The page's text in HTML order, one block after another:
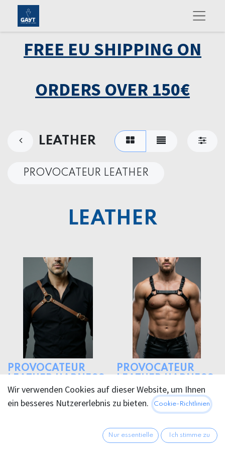
FREE EU SHIPPING ON
ORDERS OVER 150€
LEATHER
PROVOCATEUR LEATHER
LEATHER
PROVOCATEUR
STYX
124,95€
PROVOCATEUR
SHADOW
159,95 €
Wir verwenden Cookies auf dieser Website, um Ihnen
ein besseres Nutzererlebnis zu bieten.
Cookie-Richtlinien
Nur essentielle Ich stimme zu